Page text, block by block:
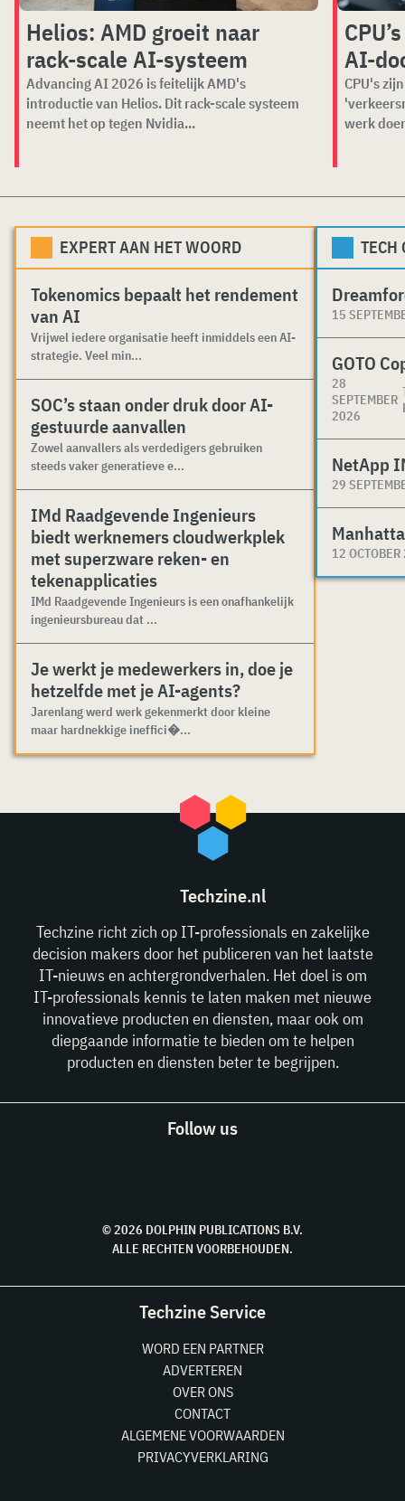
Helios: AMD groeit naar
rack-scale AI-systeem
Advancing AI 2026 is feitelijk AMD's
introductie van Helios. Dit rack-scale systeem
neemt het op tegen Nvidia...
AI-
CPU's
werk
EXPERT AAN HET WOORD
Tokenomics bepaalt het rendement
van AI
Vrijwel iedere organisatie heeft inmiddels een AI-
strategie. Veel min...
SOC’s staan onder druk door AI-
gestuurde aanvallen
Zowel aanvallers als verdedigers gebruiken
steeds vaker generatieve e...
IMd Raadgevende Ingenieurs
biedt werknemers cloudwerkplek
met superzware reken- en
tekenapplicaties
IMd Raadgevende Ingenieurs is een onafhankelijk
ingenieursbureau dat ...
Je werkt je medewerkers in, doe je
hetzelfde met je AI-agents?
Jarenlang werd werk gekenmerkt door kleine
maar hardnekkige ineffici�...
TECH
15
GOTO
28
SEPTEMBER
2026
NetApp
29
12
Techzine.nl
Techzine richt zich op IT-professionals en zakelijke
decision makers door het publiceren van het laatste
IT-nieuws en achtergrondverhalen. Het doel is om
IT-professionals kennis te laten maken met nieuwe
innovatieve producten en diensten, maar ook om
diepgaande informatie te bieden om te helpen
producten en diensten beter te begrijpen.
Follow us
© 2026 DOLPHIN PUBLICATIONS B.V.
ALLE RECHTEN VOORBEHOUDEN.
Techzine Service
WORD EEN PARTNER
ADVERTEREN
OVER ONS
CONTACT
ALGEMENE VOORWAARDEN
PRIVACYVERKLARING